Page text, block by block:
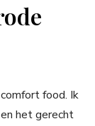
food. Ik
het gerecht